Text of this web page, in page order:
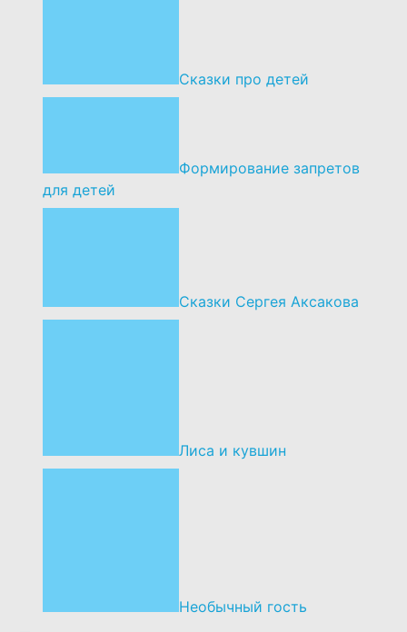
Сказки про детей
Формирование запретов
для детей
Сказки Сергея Аксакова
Лиса и кувшин
Необычный гость